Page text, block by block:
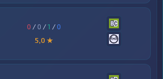
0 / 0 /1 /0
5,0 ★